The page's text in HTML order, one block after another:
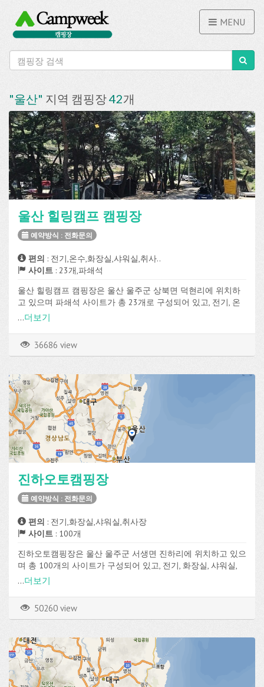
MENU
"울산" 지역 캠핑장42개
울산 힐링캠프 캠핑장
예약방식 : 전화문의
편의 : 전기,온수,화장실,샤워실,취사..
사이트 : 23개,파쇄석
울산 힐링캠프 캠핑장은 울산 울주군 상북면 덕현리에 위치하
고 있으며 파쇄석 사이트가 총 23개로 구성되어 있고, 전기, 온
수, 화장실, 샤워실, 취사장, 매점, 장작판매, 온수샤워, Wi-Fi 등의
...더보기
36686 view
진하오토캠핑장
예약방식 : 전화문의
편의 : 전기,화장실,샤워실,취사장
사이트 : 100개
진하오토캠핑장은 울산 울주군 서생면 진하리에 위치하고 있으
며 총 100개의 사이트가 구성되어 있고, 전기, 화장실, 샤워실,
취사장 등의 편의시설을 이용할 수 있습니다.
...더보기
50260 view